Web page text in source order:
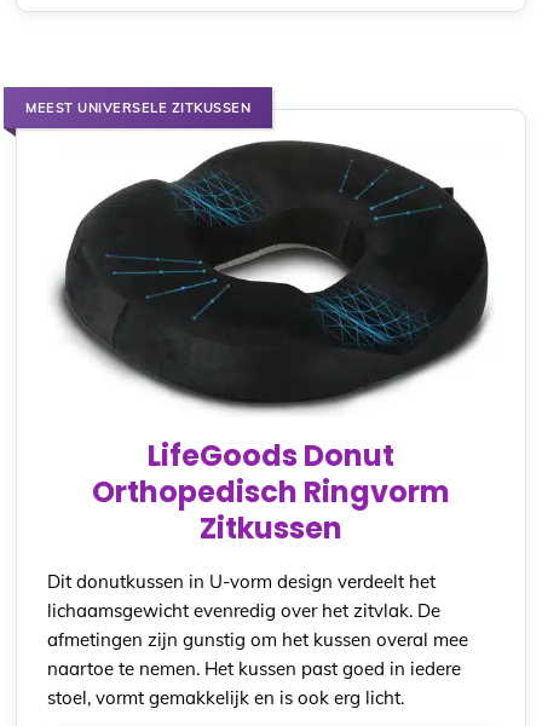
MEEST UNIVERSELE ZITKUSSEN
LifeGoods Donut
Orthopedisch Ringvorm
Zitkussen
Dit donutkussen in U-vorm design verdeelt het
lichaamsgewicht evenredig over het zitvlak. De
afmetingen zijn gunstig om het kussen overal mee
naartoe te nemen. Het kussen past goed in iedere
stoel, vormt gemakkelijk en is ook erg licht.